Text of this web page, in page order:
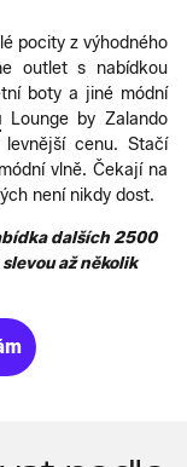
pocity z výhodného
outlet s nabídkou
boty a jiné módní
Lounge by Zalando
cenu. Stačí
vlně. Čekají na
není nikdy dost.
dalších 2500
až několik